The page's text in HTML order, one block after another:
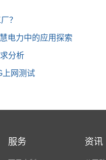
？
电力中的应用探索
分析
上网测试
服务 资讯